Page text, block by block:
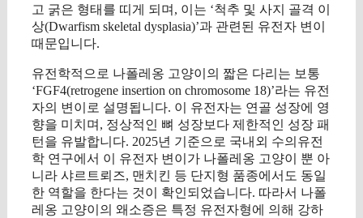
고 굵은 형태를 띠게 되며, 이는 ‘척추 및 사지 골격 이
상(Dwarfism skeletal dysplasia)’과 관련된 유전자 변이
때문입니다.
유전학적으로 나폴레옹 고양이의 짧은 다리는 보통
‘FGF4(retrogene insertion on chromosome 18)’라는 유전
자의 변이로 설명됩니다. 이 유전자는 연골 성장에 영
향을 미치며, 정상적인 뼈 성장보다 제한적인 성장 패
턴을 유발합니다. 2025년 기준으로 국내외 수의유전
학 연구에서 이 유전자 변이가 나폴레옹 고양이 뿐 아
니라 샤르트뢰즈, 맨치킨 등 단지형 품종에서도 동일
한 역할을 한다는 것이 확인되었습니다. 따라서 나폴
레옹 고양이의 왜소증은 특정 유전자형에 의해 강하